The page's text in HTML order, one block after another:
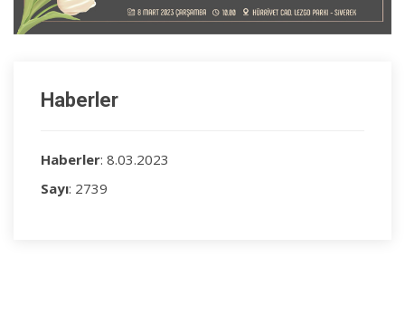
Haberler
Haberler: 8.03.2023
Sayı: 2739